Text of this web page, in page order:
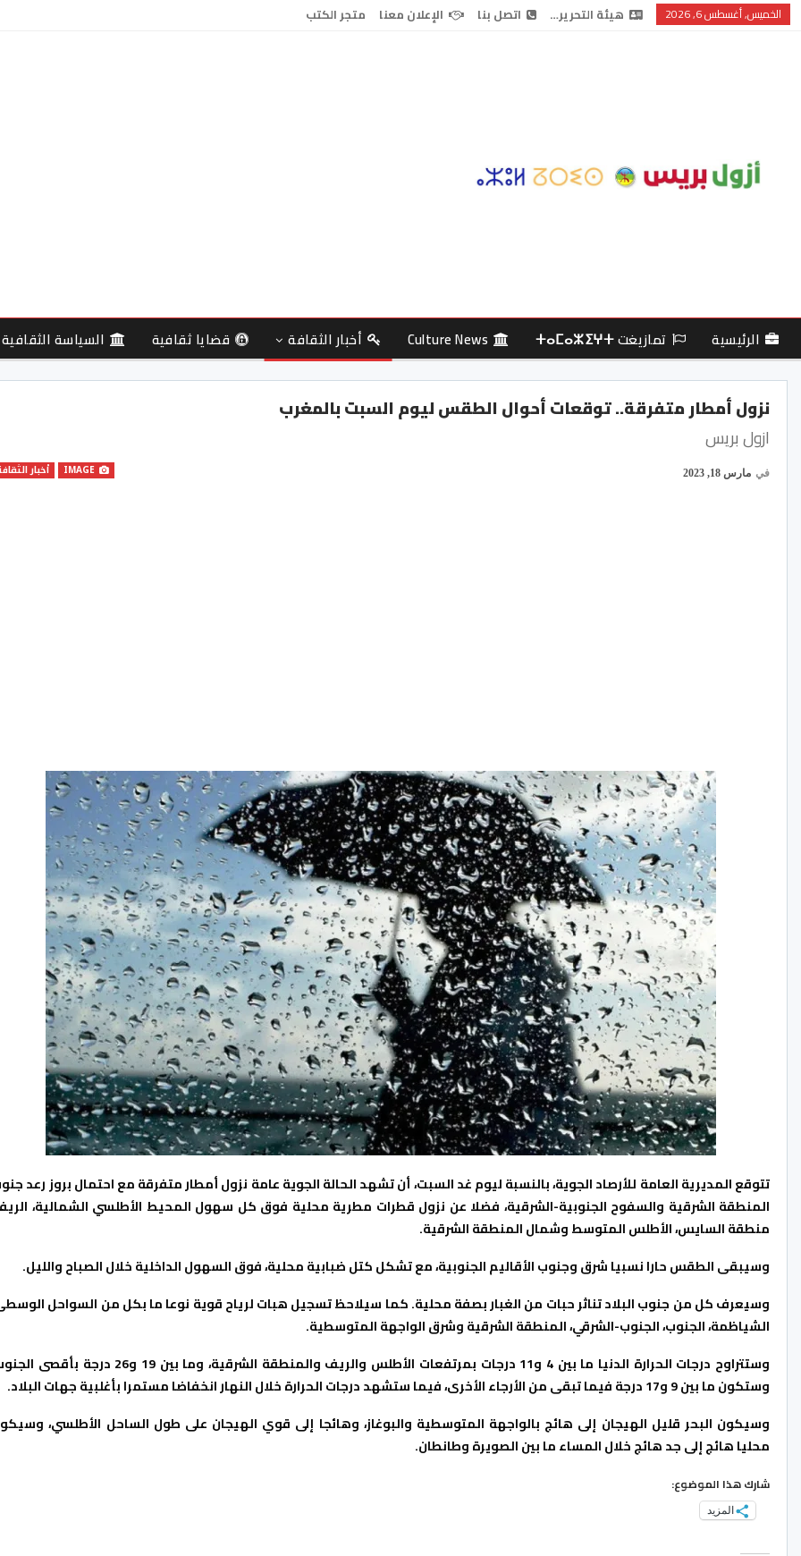
الخميس, أغسطس 6, 2026 هيئة التحرير… اتصل بنا الإعلان معنا متجر الكتب
الرئيسية تمازيغت ⵜⴰⵎⴰⵣⵉⵖⵜ Culture News أخبار الثقافة قضايا ثقافية السياسة الثقافية
نزول أمطار متفرقة.. توقعات أحوال الطقس ليوم السبت بالمغرب
ازول بريس
أخبار في مارس 18, 2023
تتوقع المديرية العامة للأرصاد الجوية، بالنسبة ليوم غد السبت، أن تشهد الحالة الجوية عامة نزول أمطار متفرقة مع احتمال بروز رعد
المنطقة الشرقية والسفوح الجنوبية-الشرقية، فضلا عن نزول قطرات مطرية محلية فوق كل سهول المحيط الأطلسي الشمالية،
منطقة السايس، الأطلس المتوسط وشمال المنطقة الشرقية.
وسيبقى الطقس حارا نسبيا شرق وجنوب الأقاليم الجنوبية، مع تشكل كتل ضبابية محلية، فوق السهول الداخلية خلال الصباح والليل.
وسيعرف كل من جنوب البلاد تناثر حبات من الغبار بصفة محلية. كما سيلاحظ تسجيل هبات لرياح قوية نوعا ما بكل من السواحل
الشياظمة، الجنوب، الجنوب-الشرقي، المنطقة الشرقية وشرق الواجهة المتوسطية.
وستتراوح درجات الحرارة الدنيا ما بين 4 و11 درجات بمرتفعات الأطلس والريف والمنطقة الشرقية، وما بين 19 و26 درجة
وستكون ما بين 9 و17 درجة فيما تبقى من الأرجاء الأخرى، فيما ستشهد درجات الحرارة خلال النهار انخفاضا مستمرا بأغلبية جهات البلاد.
وسيكون البحر قليل الهيجان إلى هائج بالواجهة المتوسطية والبوغاز، وهائجا إلى قوي الهيجان على طول الساحل الأطلسي،
محليا هائج إلى جد هائج خلال المساء ما بين الصويرة وطانطان.
شارك هذا الموضوع:
المزيد